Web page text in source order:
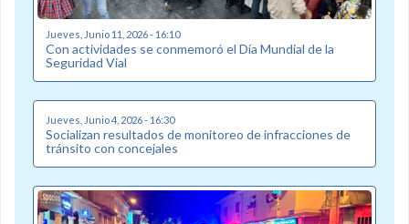
Jueves, Junio 11, 2026 - 16:10
Con actividades se conmemoró el Día Mundial de la
Seguridad Vial
Jueves, Junio 4, 2026 - 16:30
Socializan resultados de monitoreo de infracciones de
tránsito con concejales